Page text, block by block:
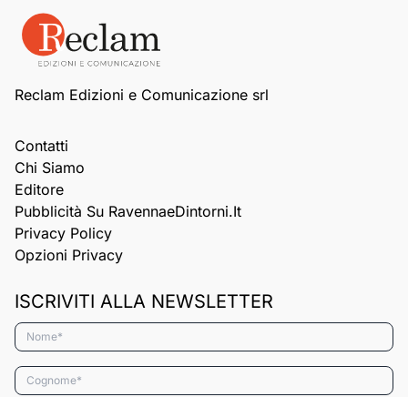
Reclam Edizioni e Comunicazione srl
Contatti
Chi Siamo
Editore
Pubblicità Su RavennaeDintorni.it
Privacy Policy
Opzioni Privacy
ISCRIVITI ALLA NEWSLETTER
Nome*
Cognome*